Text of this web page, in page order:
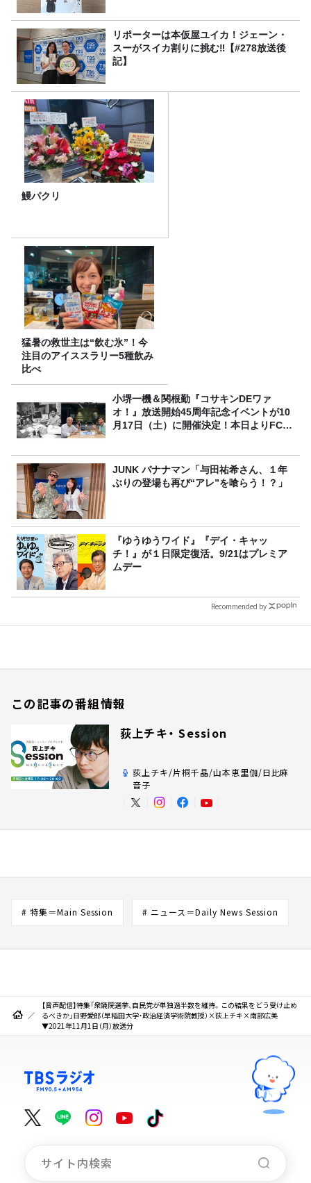
リポーターは本仮屋ユイカ！ジェーン・
スーがスイカ割りに挑む‼【#278放送後
記】
鰻パクリ
猛暑の救世主は“飲む氷”！今
注目のアイススラリー5種飲み
比べ
小堺一機＆関根勤『コサキンDEワァ
オ！』放送開始45周年記念イベントが10
月17日（土）に開催決定！本日よりFC先
JUNK バナナマン「与田祐希さん、１年
ぶりの登場も再び“アレ”を喰らう！？」
『ゆうゆうワイド』『デイ・キャッ
チ！』が１日限定復活。9/21はプレミア
ムデー
Recommended by
この記事の番組情報
荻上チキ・ Session
荻上チキ/片桐千晶/山本恵里伽/日比麻
音子
# 特集＝Main Session # ニュース＝Daily News Session
【音声配信】特集「衆議院選挙、自民党が単独過半数を維持。この結果をどう受け止め
るべきか」日野愛郎（早稲田大学・政治経済学術院教授）×荻上チキ×南部広美
▼2021年11月1日（月）放送分